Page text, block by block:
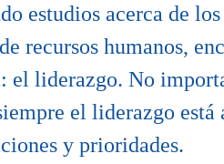
estudios acerca de
recursos humanos,
el liderazgo. No
el liderazgo
y prioridades.